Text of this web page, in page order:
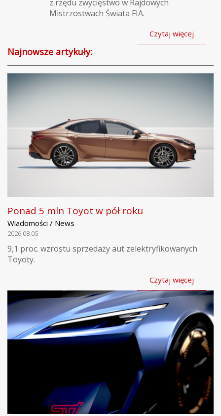
z rzędu zwycięstwo w Rajdowych
Mistrzostwach Świata FIA.
Czytaj więcej
Najnowsze artykuły:
Ponad 5 mln Toyot w pół roku
Wiadomości / News
2026.08.05
9,1 proc. wzrostu sprzedaży aut zelektryfikowanych
Toyoty.
Czytaj więcej